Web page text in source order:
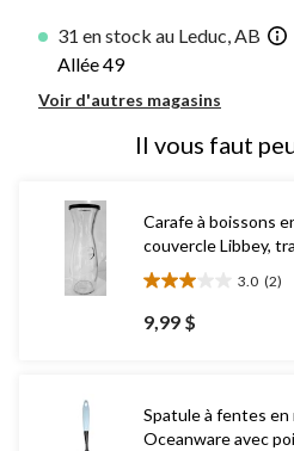
31 en stock au Leduc, AB
Allée 49
Voir d'autres magasins
Il vous faut
Carafe à boissons
couvercle Libbey,
3.0 (2)
3.0
étoile(s)
sur
évaluations
9,99 $
Spatule à fentes en
Oceanware avec